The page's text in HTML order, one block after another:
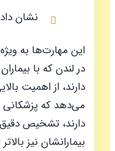
نشان
این مهارت‌ها به
در لندن که با
دارند، از اهمیت
می‌دهد که پزشکانی
دارند، تشخیص
بیمارانشان نیز